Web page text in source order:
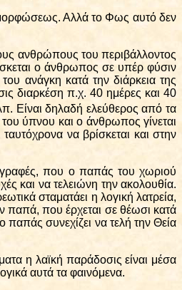
Αλλά το Φως αυτό δεν
ανθρώπους του περιβάλλοντος
ο άνθρωπος σε υπέρ φύσιν
ανάγκη κατά την διάρκεια της
διαρκέση π.χ. 40 ημέρες και 40
Είναι δηλαδή ελεύθερος από τα
ύπνου και ο άνθρωπος γίνεται
να βρίσκεται και στην
που ο παπάς του χωριού
και να τελειώνη την ακολουθία.
σταματάει η λογική λατρεία,
παπά, που έρχεται σε θέωσι κατά
παπάς συνεχίζει να τελή την Θεία
η λαϊκή παράδοσις είναι μέσα
αυτά τα φαινόμενα.